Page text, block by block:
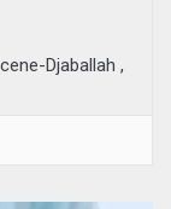
Djaballah ,